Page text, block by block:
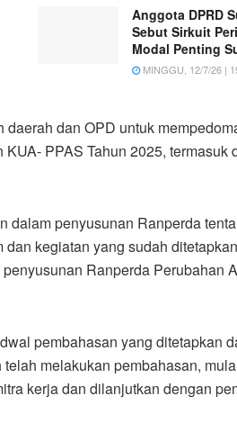
Anggota DPRD
Sebut Sirkuit
Modal Penting
MINGGU, 12/7/26 |
dan OPD untuk
PPAS Tahun 2025, termasuk
dalam penyusunan Ranperda
kegiatan yang sudah
Ranperda Perubahan
pembahasan yang ditetapkan
melakukan pembahasan,
kerja dan dilanjutkan dengan